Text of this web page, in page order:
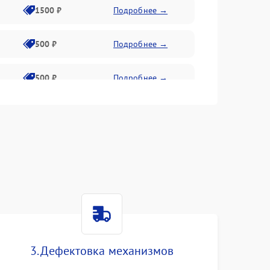
1500 ₽ Подробнее →
500 ₽ Подробнее →
500 ₽ Подробнее →
3. Дефектовка механизмов